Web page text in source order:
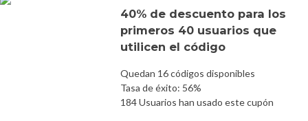
40% de descuento para los
primeros 40 usuarios que
utilicen el código
Quedan 16 códigos disponibles
Tasa de éxito: 56%
184 Usuarios han usado este cupón